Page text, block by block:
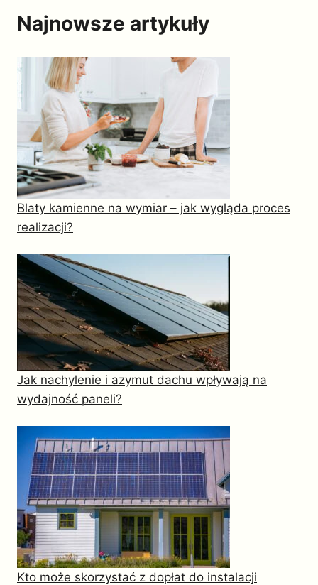
Najnowsze artykuły
Blaty kamienne na wymiar – jak wygląda proces
realizacji?
Jak nachylenie i azymut dachu wpływają na
wydajność paneli?
Kto może skorzystać z dopłat do instalacji